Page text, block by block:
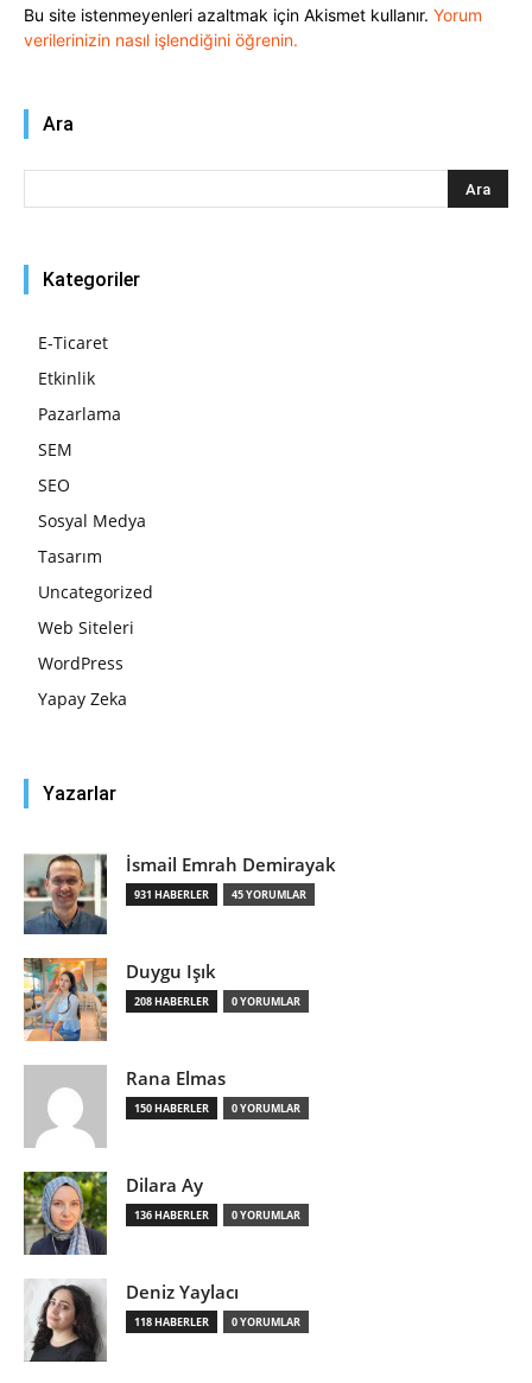
Bu site istenmeyenleri azaltmak için Akismet kullanır. Yorum
verilerinizin nasıl işlendiğini öğrenin.
Ara
Kategoriler
E-Ticaret
Etkinlik
Pazarlama
SEM
SEO
Sosyal Medya
Tasarım
Uncategorized
Web Siteleri
WordPress
Yapay Zeka
Yazarlar
İsmail Emrah Demirayak
931 HABERLER 45 YORUMLAR
Duygu Işık
208 HABERLER 0 YORUMLAR
Rana Elmas
150 HABERLER 0 YORUMLAR
Dilara Ay
136 HABERLER 0 YORUMLAR
Deniz Yaylacı
118 HABERLER 0 YORUMLAR